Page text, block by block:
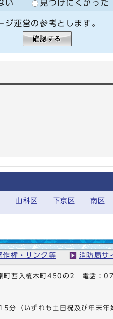
い 見つけにくかった
運営の参考とします。
山科区 下京区 南区
作権・リンク等 消防局サ
町西入榎木町450の2 電話：
（いずれも土日祝及び年末年